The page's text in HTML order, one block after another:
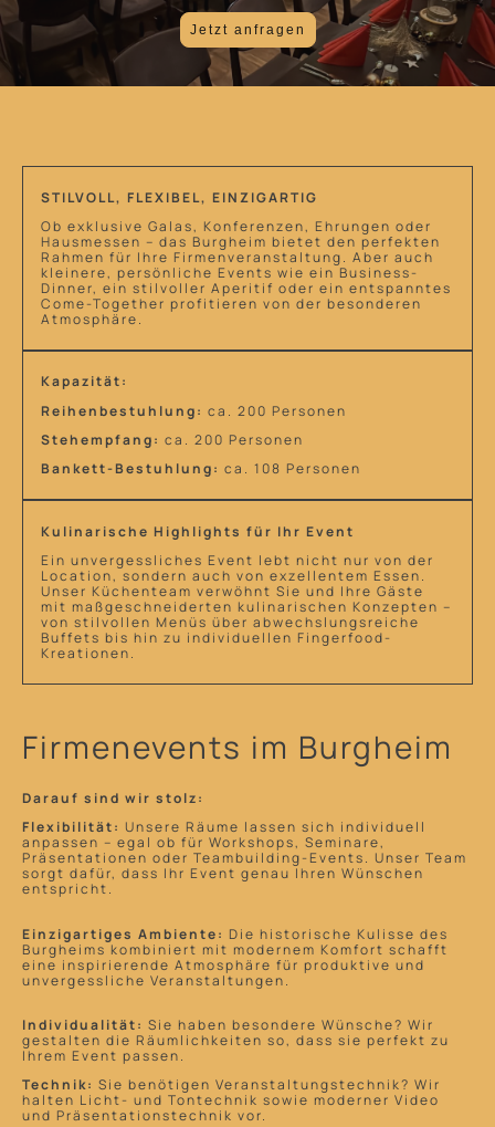
Jetzt anfragen
STILVOLL, FLEXIBEL, EINZIGARTIG
Ob exklusive Galas, Konferenzen, Ehrungen oder
Hausmessen – das Burgheim bietet den perfekten
Rahmen für Ihre Firmenveranstaltung. Aber auch
kleinere, persönliche Events wie ein Business-
Dinner, ein stilvoller Aperitif oder ein entspanntes
Come-Together profitieren von der besonderen
Atmosphäre.
Kapazität:
Reihenbestuhlung: ca. 200 Personen
Stehempfang: ca. 200 Personen
Bankett-Bestuhlung: ca. 108 Personen
Kulinarische Highlights für Ihr Event
Ein unvergessliches Event lebt nicht nur von der
Location, sondern auch von exzellentem Essen.
Unser Küchenteam verwöhnt Sie und Ihre Gäste
mit maßgeschneiderten kulinarischen Konzepten –
von stilvollen Menüs über abwechslungsreiche
Buffets bis hin zu individuellen Fingerfood-
Kreationen.
Firmenevents im Burgheim
Darauf sind wir stolz:
Flexibilität: Unsere Räume lassen sich individuell
anpassen – egal ob für Workshops, Seminare,
Präsentationen oder Teambuilding-Events. Unser Team
sorgt dafür, dass Ihr Event genau Ihren Wünschen
entspricht.
Einzigartiges Ambiente: Die historische Kulisse des
Burgheims kombiniert mit modernem Komfort schafft
eine inspirierende Atmosphäre für produktive und
unvergessliche Veranstaltungen.
Individualität: Sie haben besondere Wünsche? Wir
gestalten die Räumlichkeiten so, dass sie perfekt zu
Ihrem Event passen.
Technik: Sie benötigen Veranstaltungstechnik? Wir
halten Licht- und Tontechnik sowie moderner Video
und Präsentationstechnik vor.